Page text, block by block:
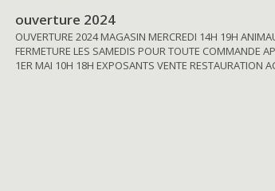
ouverture 2024
OUVERTURE 2024 MAGASIN MERCREDI 14H 19H
FERMETURE LES SAMEDIS POUR TOUTE COMMANDE
1ER MAI 10H 18H EXPOSANTS VENTE RESTAURATION